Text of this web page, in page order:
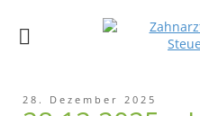
28. Dezember 2025